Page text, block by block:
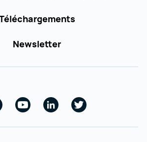
Newsletter
Youtube
Linkedin
Twitter